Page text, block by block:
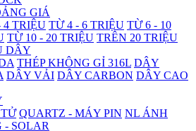
GIÁ
4 TRIỆU TỪ 4 - 6 TRIỆU TỪ 6 - 10
TỪ 10 - 20 TRIỆU TRÊN 20 TRIỆU
DÂY
THÉP KHÔNG GỈ 316L DÂY
DÂY VẢI DÂY CARBON DÂY CAO
QUARTZ - MÁY PIN NL ÁNH
- SOLAR